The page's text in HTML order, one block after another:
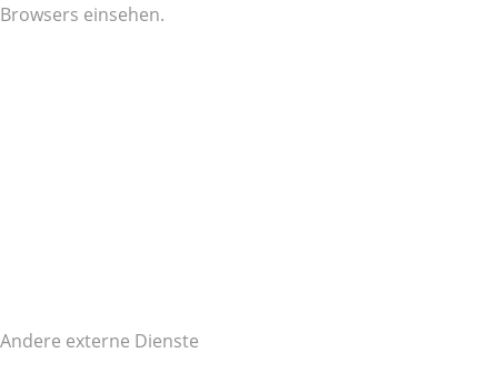
Browsers einsehen.
Andere externe Dienste